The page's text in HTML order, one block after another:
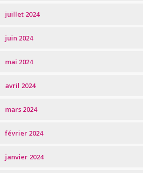
juillet 2024
juin 2024
mai 2024
avril 2024
mars 2024
février 2024
janvier 2024